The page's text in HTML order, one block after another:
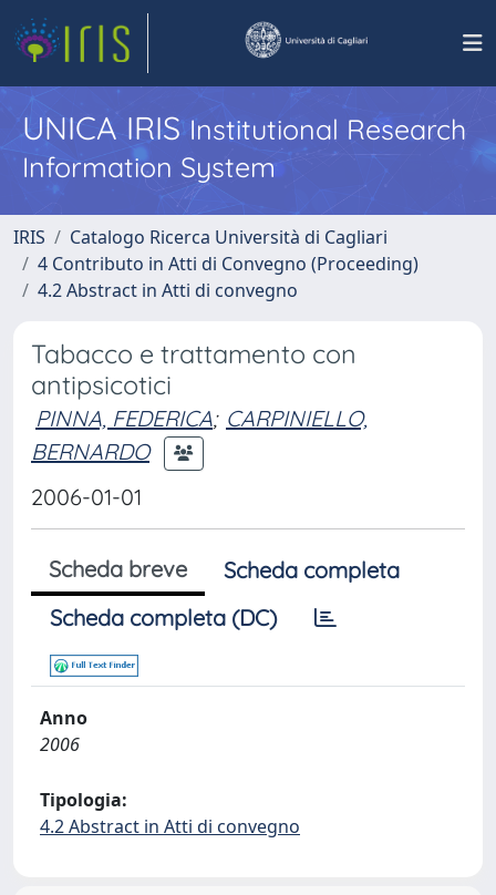
UNICA IRISInstitutional Research
Information System
IRIS
Catalogo Ricerca Università di Cagliari
4 Contributo in Atti di Convegno (Proceeding)
4.2 Abstract in Atti di convegno
Tabacco e trattamento con
antipsicotici
PINNA, FEDERICA; CARPINIELLO,
BERNARDO
2006-01-01
Scheda breve
Scheda completa
Scheda completa (DC)
Anno
2006
Tipologia:
4.2 Abstract in Atti di convegno